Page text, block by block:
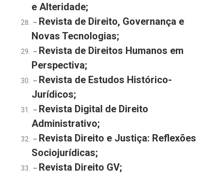
e Alteridade;
– Revista de Direito, Governança e
Novas Tecnologias;
– Revista de Direitos Humanos em
Perspectiva;
– Revista de Estudos Histórico-
Jurídicos;
– Revista Digital de Direito
Administrativo;
– Revista Direito e Justiça: Reflexões
Sociojurídicas;
– Revista Direito GV;